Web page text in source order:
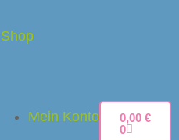
Mein Konto 0,00 €
0